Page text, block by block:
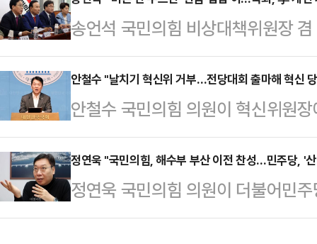
했다.송 위원장은 "그보다 오늘 안
회 나가겠다고 한 부분…
비’ 중심으로 빠르게 재편되는 모
으로 한 중국계 유통공룡들이 온·
속도를 내고 있다. 이제는 온라인뿐
출하면서 국내 업체들의 입지가 좁
는 일본 다이소가 …
송언석 국민의힘 비상대책위원장
주도로 강행 처리된 것을 두고 "이
쏟아져 나오고 입법 버튼을 누르면
다.송언석 비대위원장은 7일 오전
회의에서 "이재명 대통령이 스스로
업무지원비(특수활동비) 부활을 반
국민에게 양해를 구했어야 한다"고
예산, 지난해 민주당이 주도해 전액
안철수 "날치기 혁신위 거부…전당대회 출마해 혁신
안철수 국민의힘 의원이 혁신위원
마해 혁신 당대표가 되겠다고 선언
급 기자회견을 열어 "합의되지 않
대회에 출마해 국민의힘 혁신 당대
의원은 "12·3 계엄, 탄핵, 그리고
정연욱 "국민의힘, 해수부 부산 이전 찬성…민주당, '
정연욱 국민의힘 의원이 더불어민
수산부의 부산 이전에 적극 찬성한